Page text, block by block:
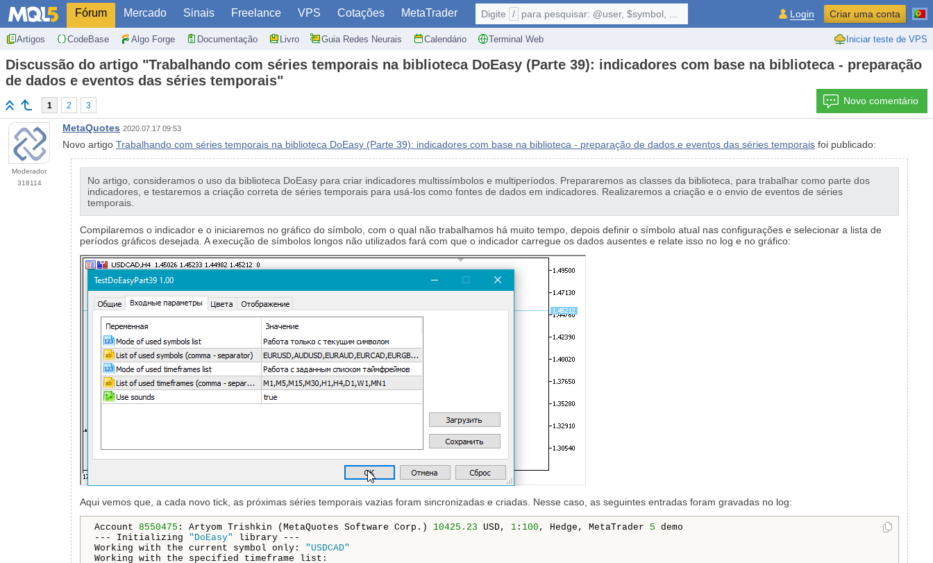
Fórum Mercado Sinais Freelance VPS Cotações MetaTrader
Artigos CodeBase Algo Forge Documentação Livro Guia Redes Neurais Calendário Terminal Web Iniciar teste de VPS
Digite / para pesquisar: @user, $symbol, ... Login Criar uma conta
Discussão do artigo "Trabalhando com séries temporais na biblioteca DoEasy (Parte 39): indicadores com base na biblioteca - preparação
de dados e eventos das séries temporais"
1 2 3 Novo comentário
Moderador
318114
MetaQuotes 2020.07.17 09:53
Novo artigo Trabalhando com séries temporais na biblioteca DoEasy (Parte 39): indicadores com base na biblioteca - preparação de dados e eventos das séries temporais foi publicado:
No artigo, consideramos o uso da biblioteca DoEasy para criar indicadores multissímbolos e multiperíodos. Prepararemos as classes da biblioteca, para trabalhar como parte dos
indicadores, e testaremos a criação correta de séries temporais para usá-los como fontes de dados em indicadores. Realizaremos a criação e o envio de eventos de séries
temporais.
Compilaremos o indicador e o iniciaremos no gráfico do símbolo, com o qual não trabalhamos há muito tempo, depois definir o símbolo atual nas configurações e selecionar a lista de
períodos gráficos desejada. A execução de símbolos longos não utilizados fará com que o indicador carregue os dados ausentes e relate isso no log e no gráfico:
Aqui vemos que, a cada novo tick, as próximas séries temporais vazias foram sincronizadas e criadas. Nesse caso, as seguintes entradas foram gravadas no log:
Account 8550475 : Artyom Trishkin (MetaQuotes Software Corp.) 10425.23 USD, 1 : 100 , Hedge, MetaTrader 5 demo
--- Initializing "DoEasy"
library ---
Working with the current symbol only: "USDCAD"